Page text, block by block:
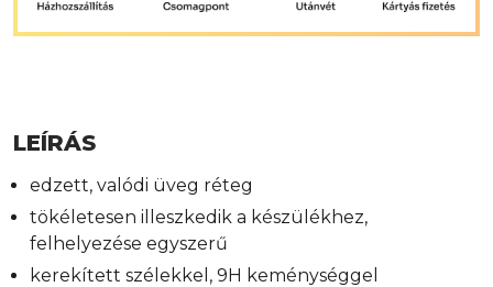
LEÍRÁS
edzett, valódi üveg réteg
tökéletesen illeszkedik a készülékhez,
felhelyezése egyszerű
kerekített szélekkel, 9H keménységgel